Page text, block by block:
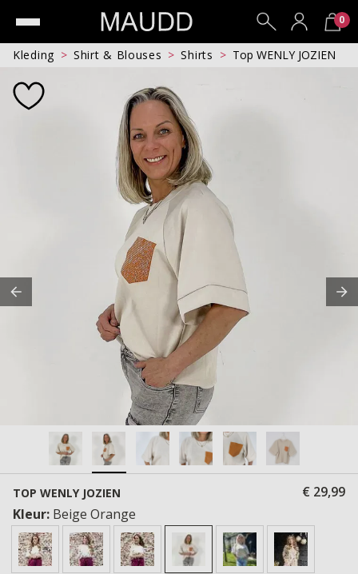
0
Kleding Shirt & Blouses Shirts Top WENLY JOZIEN
TOP WENLY JOZIEN
€ 29,99
Kleur: Beige Orange